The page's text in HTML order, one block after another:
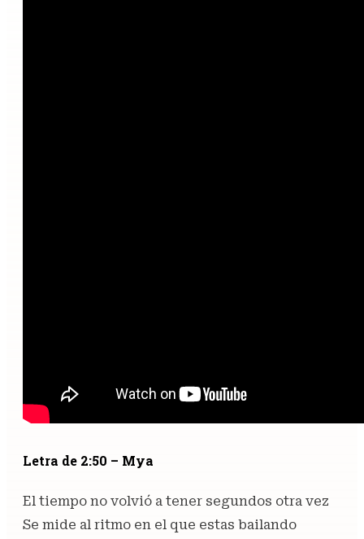
Letra de 2:50 – Mya
El tiempo no volvió a tener segundos otra vez
Se mide al ritmo en el que estas bailando